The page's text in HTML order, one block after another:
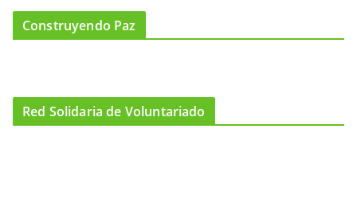
Construyendo Paz
Red Solidaria de Voluntariado